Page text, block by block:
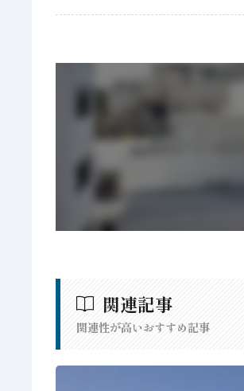
関連記事
関連性が高いおすすめ記事